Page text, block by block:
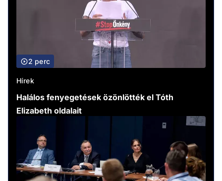
2 perc
Hírek
Halálos fenyegetések özönlötték el Tóth
Elizabeth oldalait